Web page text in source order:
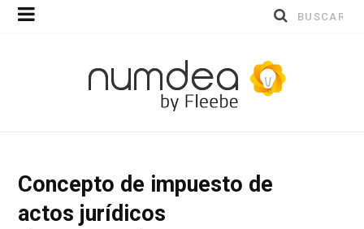
Buscar
Concepto de impuesto de
actos jurídicos